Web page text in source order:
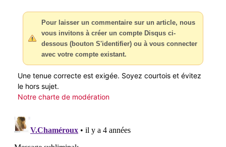
Pour laisser un commentaire sur un article, nous
vous invitons à créer un compte Disqus ci-
dessous (bouton S'identifier) ou à vous connecter
avec votre compte existant.
Une tenue correcte est exigée. Soyez courtois et évitez
le hors sujet.
Notre charte de modération